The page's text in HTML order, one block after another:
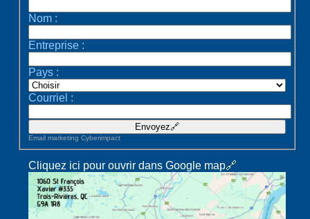
Nom :
Entreprise :
Pays :
Courriel :
Email marketing Cyberimpact
Cliquez ici pour ouvrir dans Google map🔗